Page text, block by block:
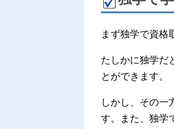
まず独学で資格
たしかに独学だ
とができます。
しかし、その一
す。また、独学